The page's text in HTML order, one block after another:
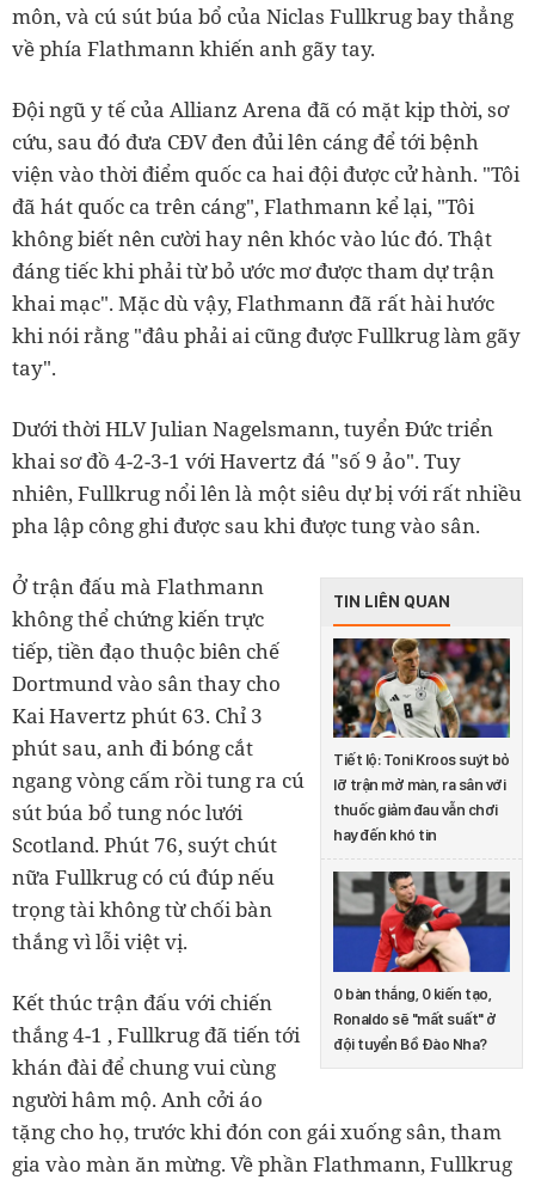
môn, và cú sút búa bổ của Niclas Fullkrug bay thẳng
về phía Flathmann khiến anh gãy tay.
Đội ngũ y tế của Allianz Arena đã có mặt kịp thời, sơ
cứu, sau đó đưa CĐV đen đủi lên cáng để tới bệnh
viện vào thời điểm quốc ca hai đội được cử hành. "Tôi
đã hát quốc ca trên cáng", Flathmann kể lại, "Tôi
không biết nên cười hay nên khóc vào lúc đó. Thật
đáng tiếc khi phải từ bỏ ước mơ được tham dự trận
khai mạc". Mặc dù vậy, Flathmann đã rất hài hước
khi nói rằng "đâu phải ai cũng được Fullkrug làm gãy
tay".
Dưới thời HLV Julian Nagelsmann, tuyển Đức triển
khai sơ đồ 4-2-3-1 với Havertz đá "số 9 ảo". Tuy
nhiên, Fullkrug nổi lên là một siêu dự bị với rất nhiều
pha lập công ghi được sau khi được tung vào sân.
TIN LIÊN QUAN
Tiết lộ: Toni Kroos suýt bỏ
lỡ trận mở màn, ra sân với
thuốc giảm đau vẫn chơi
hay đến khó tin
0 bàn thắng, 0 kiến tạo,
Ronaldo sẽ "mất suất" ở
đội tuyển Bồ Đào Nha?
Ở trận đấu mà Flathmann
không thể chứng kiến trực
tiếp, tiền đạo thuộc biên chế
Dortmund vào sân thay cho
Kai Havertz phút 63. Chỉ 3
phút sau, anh đi bóng cắt
ngang vòng cấm rồi tung ra cú
sút búa bổ tung nóc lưới
Scotland. Phút 76, suýt chút
nữa Fullkrug có cú đúp nếu
trọng tài không từ chối bàn
thắng vì lỗi việt vị.
Kết thúc trận đấu với chiến
thắng 4-1 , Fullkrug đã tiến tới
khán đài để chung vui cùng
người hâm mộ. Anh cởi áo
tặng cho họ, trước khi đón con gái xuống sân, tham
gia vào màn ăn mừng. Về phần Flathmann, Fullkrug